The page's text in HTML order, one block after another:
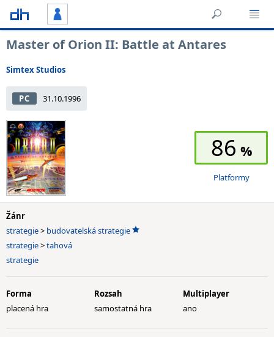
Master of Orion II: Battle at Antares
Simtex Studios
PC 31.10.1996
86
Platformy
Žánr
strategie> budovatelská strategie
strategie>tahová
strategie
Forma
placená hra
Rozsah
samostatná hra
Multiplayer
ano